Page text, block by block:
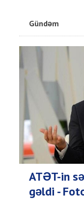
Gündəm
ATƏT-in
gəldi -